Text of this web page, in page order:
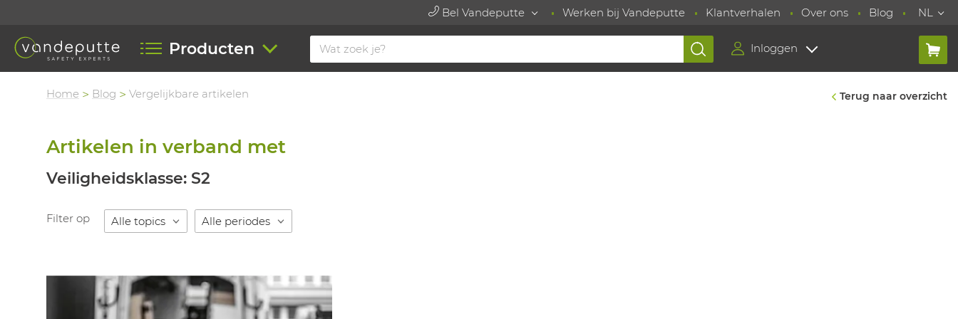
Bel Vandeputte Werken bij Vandeputte Klantverhalen Over ons Blog NL
Producten Inloggen
Home Blog Vergelijkbare artikelen Terug naar overzicht
Artikelen in verband met
Veiligheidsklasse: S2
Filter op